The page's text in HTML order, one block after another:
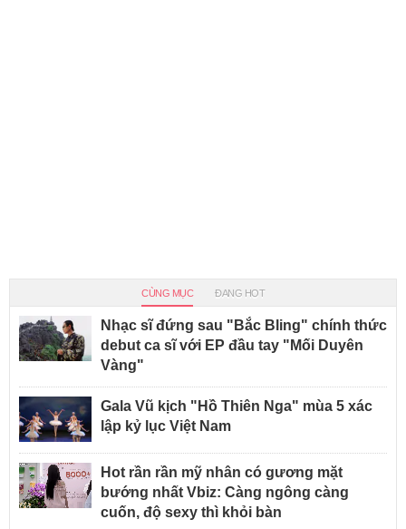
CÙNG MỤC ĐANG HOT
Nhạc sĩ đứng sau "Bắc Bling" chính thức
debut ca sĩ với EP đầu tay "Mối Duyên
Vàng"
Gala Vũ kịch "Hồ Thiên Nga" mùa 5 xác
lập kỷ lục Việt Nam
Hot rần rần mỹ nhân có gương mặt
bướng nhất Vbiz: Càng ngông càng
cuốn, độ sexy thì khỏi bàn